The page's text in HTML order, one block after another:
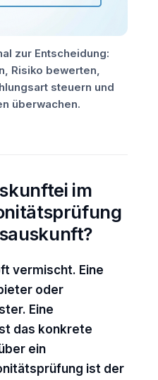
zur Entscheidung:
Risiko bewerten,
steuern und
überwachen.
im
vermischt. Eine
oder
Eine
das konkrete
ein
ist der